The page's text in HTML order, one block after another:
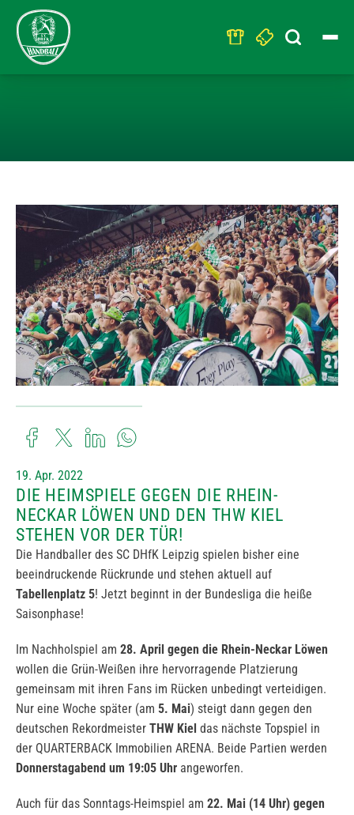
Search
for:
19. Apr. 2022
DIE HEIMSPIELE GEGEN DIE RHEIN-
NECKAR LÖWEN UND DEN THW KIEL
STEHEN VOR DER TÜR!
Die Handballer des SC DHfK Leipzig spielen bisher eine
beeindruckende Rückrunde und stehen aktuell auf
Tabellenplatz 5! Jetzt beginnt in der Bundesliga die heiße
Saisonphase!
Im Nachholspiel am 28. April gegen die Rhein-Neckar Löwen
wollen die Grün-Weißen ihre hervorragende Platzierung
gemeinsam mit ihren Fans im Rücken unbedingt verteidigen.
Nur eine Woche später (am 5. Mai) steigt dann gegen den
deutschen Rekordmeister THW Kiel das nächste Topspiel in
der QUARTERBACK Immobilien ARENA. Beide Partien werden
Donnerstagabend um 19:05 Uhr angeworfen.
Auch für das Sonntags-Heimspiel am 22. Mai (14 Uhr) gegen